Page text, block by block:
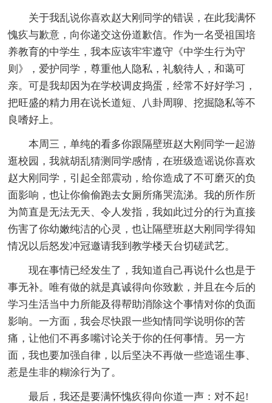
关于我乱说你喜欢赵大刚同学的错误，在此我满怀
愧疚与歉意，向你递交这份道歉信。作为一名受祖国培
养教育的中学生，我本应该牢牢遵守《中学生行为守
则》，爱护同学，尊重他人隐私，礼貌待人，和蔼可
亲。可是我却因为在学校调皮捣蛋，经常不好好学习，
把旺盛的精力用在说长道短、八卦周聊、挖掘隐私等不
良嗜好上。
本周三，单纯的看多你跟隔壁班赵大刚同学一起游
逛校园，我就胡乱猜测同学感情，在班级造谣说你喜欢
赵大刚同学，引起全部震动，给你造成了不可磨灭的负
面影响，也让你偷偷跑去女厕所痛哭流涕。我的所作所
为简直是无法无天、令人发指，我如此过分的行为直接
伤害了你幼嫩纯洁的心灵，也让隔壁班赵大刚同学得知
情况以后怒发冲冠邀请我到教学楼天台切磋武艺。
现在事情已经发生了，我知道自己再说什么也是于
事无补。唯有做的就是真诚得向你致歉，并且在今后的
学习生活当中力所能及得帮助消除这个事情对你的负面
影响。一方面，我会尽快跟一些知情同学说明你的苦
痛，让他们不再多嘴讨论关于你的任何事情。另一方
面，我也要加强自律，以后坚决不再做一些造谣生事、
惹是生非的糊涂行为了。
最后，我还是要满怀愧疚得向你道一声：对不起!